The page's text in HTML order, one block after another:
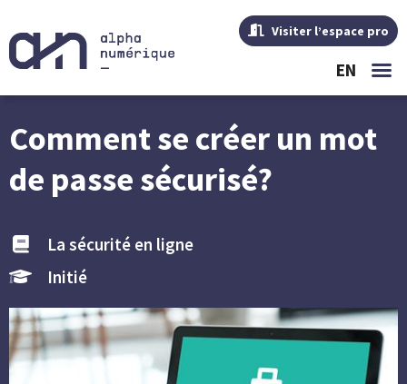
Visiter l’espace pro
EN
Comment se créer un mot
de passe sécurisé?
La sécurité en ligne
Initié